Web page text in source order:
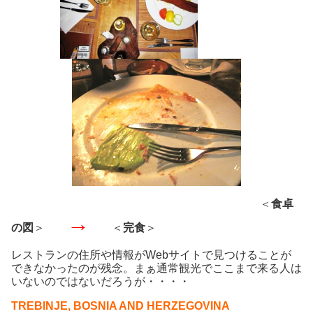
＜ 食卓
の図 ＞ → ＜ 完食 ＞
レストランの住所や情報がWebサイトで見つけることが
できなかったのが残念。まぁ通常観光でここまで来る人は
いないのではないだろうが・・・・
TREBINJE, BOSNIA AND HERZEGOVINA